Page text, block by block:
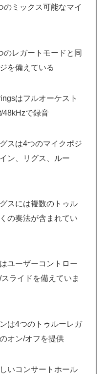
のミックス可能なマイ
のレガートモードと同
を備えている
はフルオーケスト
48kHzで録音
スは4つのマイクポジ
ン、リグス、ルー
スには複数のトゥル
の奏法が含まれてい
ユーザーコントロー
ライドを備えていま
は4つのトゥルーレガ
オン/オフを提供
いコンサートホール